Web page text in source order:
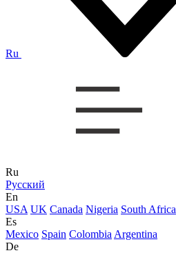
Ru
Ru
Русский
En
USA UK Canada Nigeria South Africa
Es
Mexico Spain Colombia Argentina
De